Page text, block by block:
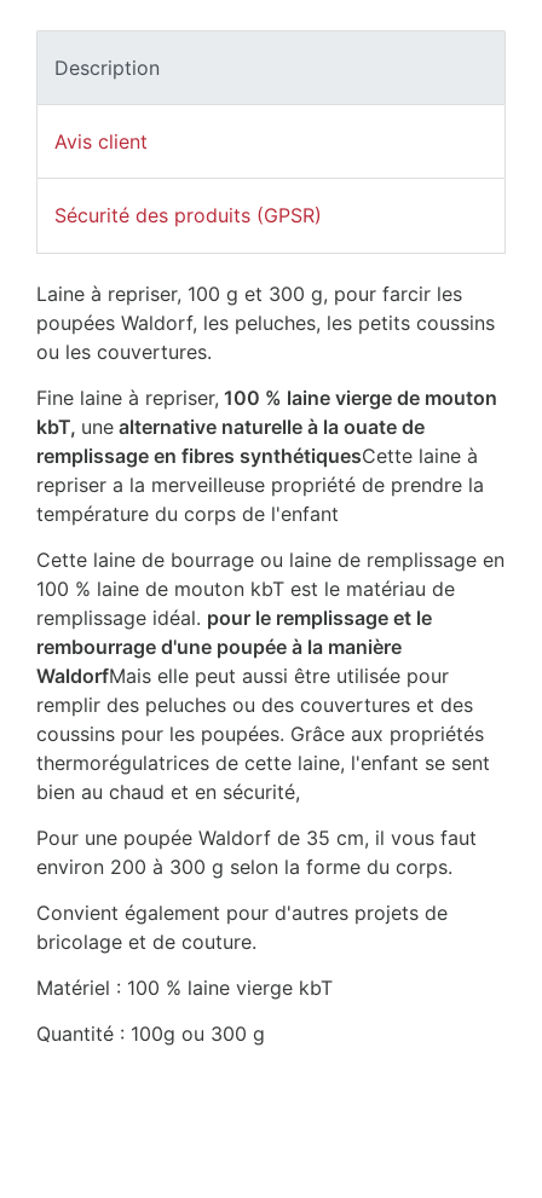
Description
Avis client
Sécurité des produits (GPSR)
Laine à repriser, 100 g et 300 g, pour farcir les
poupées Waldorf, les peluches, les petits coussins
ou les couvertures.
Fine laine à repriser, 100 % laine vierge de mouton
kbT, une alternative naturelle à la ouate de
remplissage en fibres synthétiquesCette laine à
repriser a la merveilleuse propriété de prendre la
température du corps de l'enfant
Cette laine de bourrage ou laine de remplissage en
100 % laine de mouton kbT est le matériau de
remplissage idéal. pour le remplissage et le
rembourrage d'une poupée à la manière
WaldorfMais elle peut aussi être utilisée pour
remplir des peluches ou des couvertures et des
coussins pour les poupées. Grâce aux propriétés
thermorégulatrices de cette laine, l'enfant se sent
bien au chaud et en sécurité,
Pour une poupée Waldorf de 35 cm, il vous faut
environ 200 à 300 g selon la forme du corps.
Convient également pour d'autres projets de
bricolage et de couture.
Matériel : 100 % laine vierge kbT
Quantité : 100g ou 300 g